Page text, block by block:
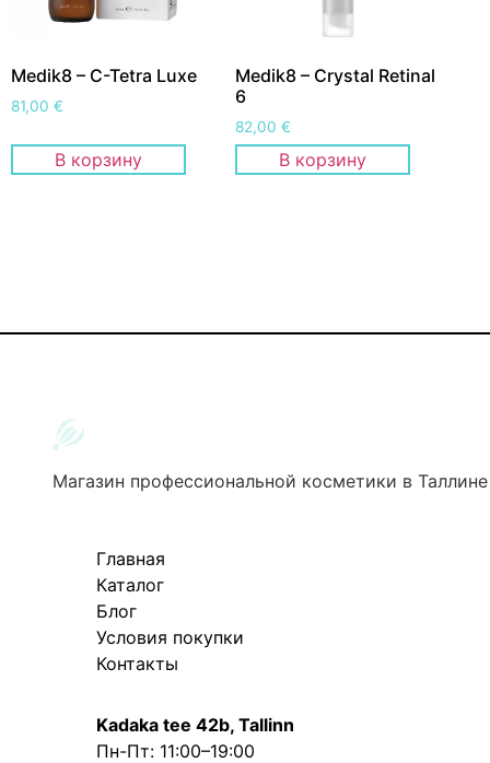
Medik8 – C-Tetra Luxe
81,00 €
В корзину
Medik8 – Crystal Retinal
6
82,00€
В корзину
Магазин профессиональной косметики в Таллине
Главная
Каталог
Блог
Условия покупки
Контакты
Kadaka tee 42b, Tallinn
Пн-Пт: 11:00–19:00